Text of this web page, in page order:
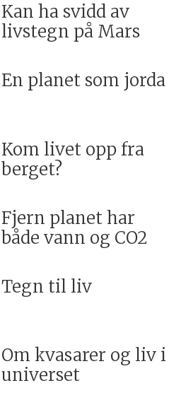
Kan ha svidd av
livstegn på Mars
En planet som jorda
Kom livet opp fra
berget?
Fjern planet har
både vann og CO2
Tegn til liv
Om kvasarer og liv i
universet